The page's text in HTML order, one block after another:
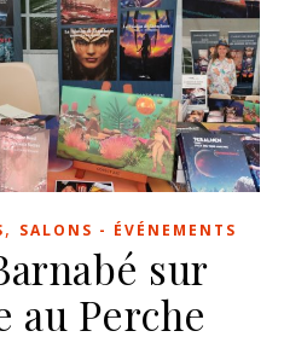
, SALONS - ÉVÉNEMENTS
sur
au Perche